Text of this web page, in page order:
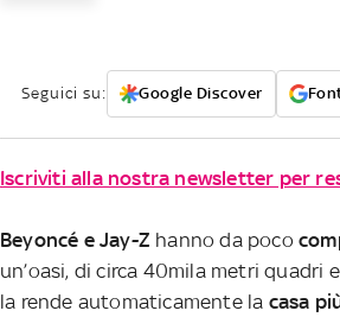
Seguici su: Google Discover
Iscriviti alla nostra newsletter per
Beyoncé e Jay-Z hanno da poco
un’oasi, di circa 40mila metri quadri
la rende automaticamente la casa